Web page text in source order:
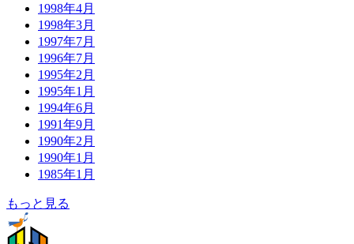
1998年4月
1998年3月
1997年7月
1996年7月
1995年2月
1995年1月
1994年6月
1991年9月
1990年2月
1990年1月
1985年1月
もっと見る